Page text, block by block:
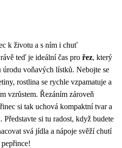
k životu a s ním i chuť
teď je ideální čas pro řez, který
úrodu voňavých lístků. Nebojte se
rostlina se rychle vzpamatuje a
vzrůstem. Řezáním zároveň
si tak uchová kompaktní tvar a
si tu radost, když budete
svá jídla a nápoje svěží chutí